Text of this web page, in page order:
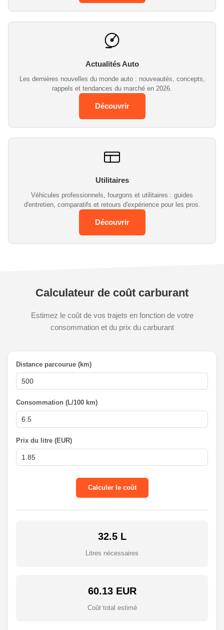
Actualités Auto
Les dernières nouvelles du monde auto : nouveautés, concepts,
rappels et tendances du marché en 2026.
Découvrir
Utilitaires
Véhicules professionnels, fourgons et utilitaires : guides
d'entretien, comparatifs et retours d'expérience pour les pros.
Découvrir
Calculateur de coût carburant
Estimez le coût de vos trajets en fonction de votre
consommation et du prix du carburant
Distance parcourue (km)
Consommation (L/100 km)
Prix du litre (EUR)
Calculer le coût
32.5 L
Litres nécessaires
60.13 EUR
Coût total estimé